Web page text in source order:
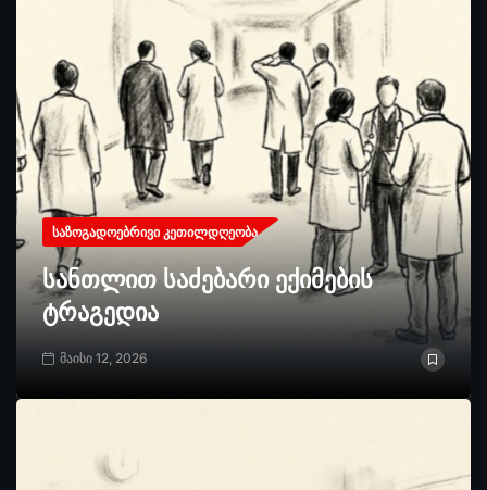
ᲡᲐᲖᲝᲒᲐᲓᲝᲔᲑᲠᲘᲕᲘ ᲙᲔᲗᲘᲚᲓᲦᲔᲝᲑᲐ
სანთლით საძებარი ექიმების
ტრაგედია
მაისი 12, 2026